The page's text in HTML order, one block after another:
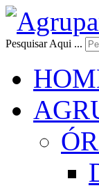
Pesquisar Aqui ...